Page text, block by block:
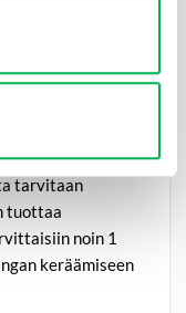
todennäköisesti
tarvitaan
tuottaa
noin 1
keräämiseen